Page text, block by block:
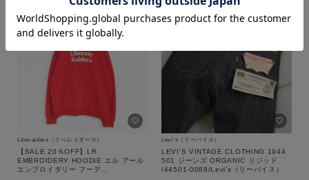
商品タイプ
通常商品
セール価格 WEB限定
Liberaiders（リベレイダース）
【SALE 20％OFF】LR
EMBROIDERY HOODIE エル アール
エンブロイダリー フーデ
Levi's（リーバイス）
LEVI'S VINTAGE CLOTHING 1944
501 ジーンズ ORGANIC リジッド
/44501-0088/Levi's（リーバイス）